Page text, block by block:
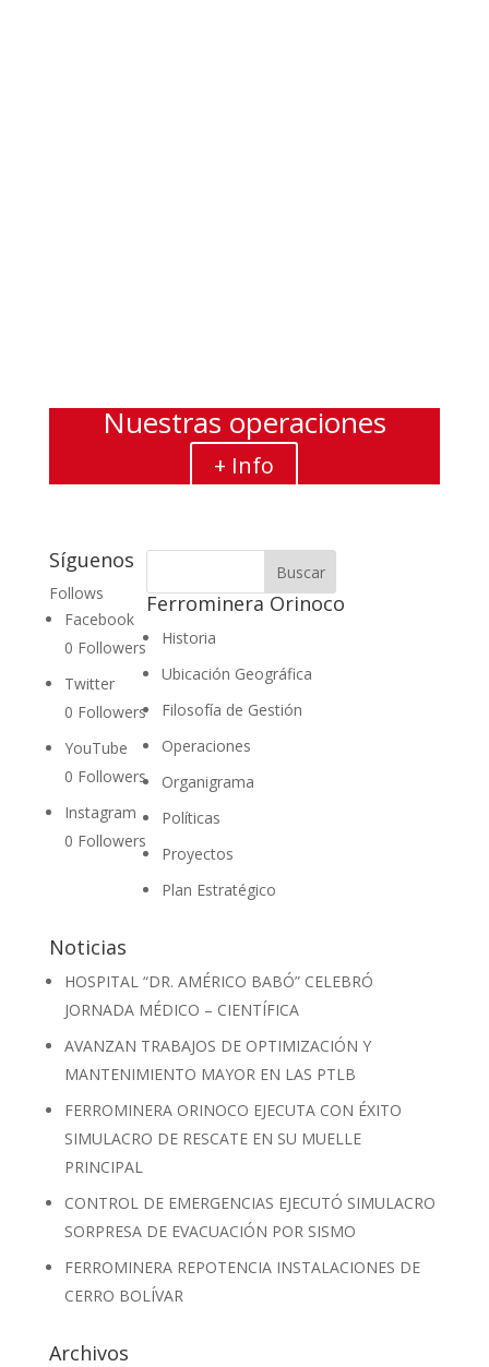
Nuestras operaciones
+ Info
Síguenos
Follows
Facebook
0 Followers
Twitter
0 Followers
YouTube
0 Followers
Instagram
0 Followers
Ferrominera Orinoco
Historia
Ubicación Geográfica
Filosofía de Gestión
Operaciones
Organigrama
Políticas
Proyectos
Plan Estratégico
Noticias
HOSPITAL “DR. AMÉRICO BABÓ” CELEBRÓ
JORNADA MÉDICO – CIENTÍFICA
AVANZAN TRABAJOS DE OPTIMIZACIÓN Y
MANTENIMIENTO MAYOR EN LAS PTLB
FERROMINERA ORINOCO EJECUTA CON ÉXITO
SIMULACRO DE RESCATE EN SU MUELLE
PRINCIPAL
CONTROL DE EMERGENCIAS EJECUTÓ SIMULACRO
SORPRESA DE EVACUACIÓN POR SISMO
FERROMINERA REPOTENCIA INSTALACIONES DE
CERRO BOLÍVAR
Archivos